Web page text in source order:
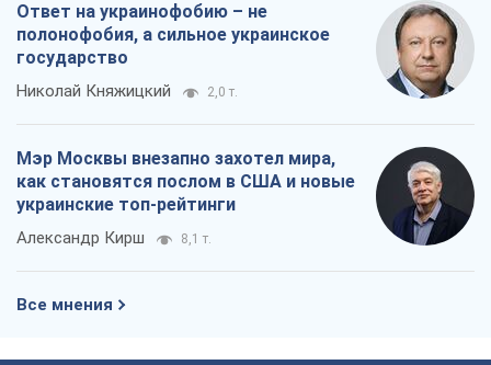
Ответ на украинофобию – не
полонофобия, а сильное украинское
государство
Николай Княжицкий 2,0 т.
Мэр Москвы внезапно захотел мира,
как становятся послом в США и новые
украинские топ-рейтинги
Александр Кирш 8,1 т.
Все мнения